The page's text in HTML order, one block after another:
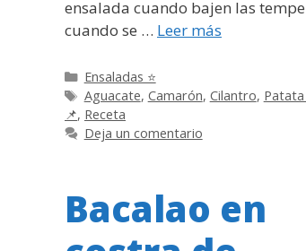
ensalada cuando bajen las
cuando se … Leer más
Categorías
Ensaladas ⭐
Etiquetas
Aguacate, Camarón, Cilantro,
📌, Receta
Deja un comentario
Bacalao en